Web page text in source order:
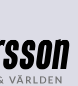
VÄRLDEN